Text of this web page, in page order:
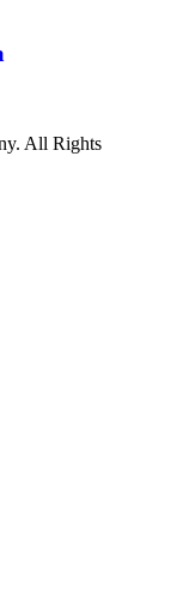
All Rights